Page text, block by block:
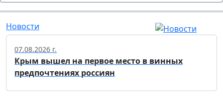
Новости
07.08.2026 г.
Крым вышел на первое место в винных
предпочтениях россиян